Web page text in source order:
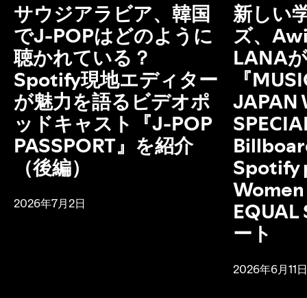
サウジアラビア、韓国
でJ-POPはどのように
聴かれている？
Spotify現地エディター
が魅力を語るビデオポ
ッドキャスト『J-POP
PASSPORT』を紹介
（後編）
2026年7月2日
新しい
ズ、
LANA
『
JAPAN
Spotify
EQUAL
ート
2026年6月11日